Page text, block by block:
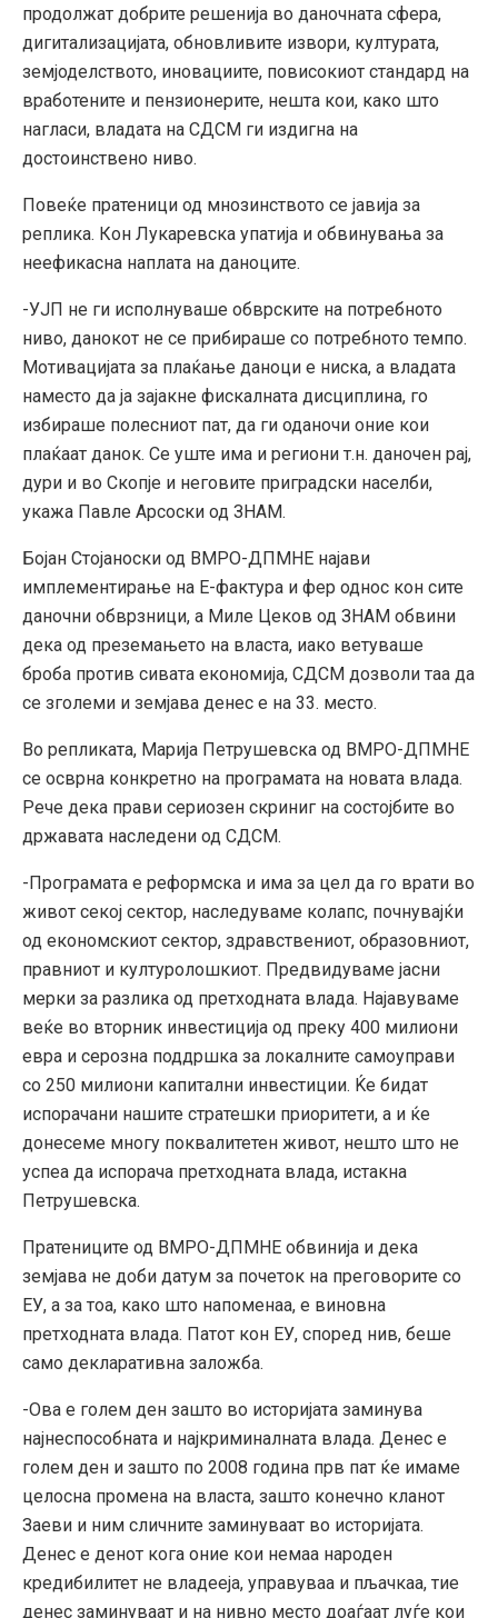
продолжат добрите решенија во даночната сфера,
дигитализацијата, обновливите извори, културата,
земјоделството, иновациите, повисокиот стандард на
вработените и пензионерите, нешта кои, како што
нагласи, владата на СДСМ ги издигна на
достоинствено ниво.
Повеќе пратеници од мнозинството се јавија за
реплика. Кон Лукаревска упатија и обвинувања за
неефикасна наплата на даноците.
-УЈП не ги исполнуваше обврските на потребното
ниво, данокот не се прибираше со потребното темпо.
Мотивацијата за плаќање даноци е ниска, а владата
наместо да ја зајакне фискалната дисциплина, го
избираше полесниот пат, да ги оданочи оние кои
плаќаат данок. Се уште има и региони т.н. даночен рај,
дури и во Скопје и неговите приградски населби,
укажа Павле Арсоски од ЗНАМ.
Бојан Стојаноски од ВМРО-ДПМНЕ најави
имплементирање на Е-фактура и фер однос кон сите
даночни обврзници, а Миле Цеков од ЗНАМ обвини
дека од преземањето на власта, иако ветуваше
броба против сивата економија, СДСМ дозволи таа да
се зголеми и земјава денес е на 33. место.
Во репликата, Марија Петрушевска од ВМРО-ДПМНЕ
се осврна конкретно на програмата на новата влада.
Рече дека прави сериозен скриниг на состојбите во
државата наследени од СДСМ.
-Програмата е реформска и има за цел да го врати во
живот секој сектор, наследуваме колапс, почнувајќи
од економскиот сектор, здравствениот, образовниот,
правниот и културолошкиот. Предвидуваме јасни
мерки за разлика од претходната влада. Најавуваме
веќе во вторник инвестиција од преку 400 милиони
евра и серозна поддршка за локалните самоуправи
со 250 милиони капитални инвестиции. Ќе бидат
испорачани нашите стратешки приоритети, а и ќе
донесеме многу поквалитетен живот, нешто што не
успеа да испорача претходната влада, истакна
Петрушевска.
Пратениците од ВМРО-ДПМНЕ обвинија и дека
земјава не доби датум за почеток на преговорите со
ЕУ, а за тоа, како што напоменаа, е виновна
претходната влада. Патот кон ЕУ, според нив, беше
само декларативна заложба.
-Ова е голем ден зашто во историјата заминува
најнеспособната и најкриминалната влада. Денес е
голем ден и зашто по 2008 година прв пат ќе имаме
целосна промена на власта, зашто конечно кланот
Заеви и ним сличните заминуваат во историјата.
Денес е денот кога оние кои немаа народен
кредибилитет не владееја, управуваа и пљачкаа, тие
денес заминуваат и на нивно место доаѓаат луѓе кои